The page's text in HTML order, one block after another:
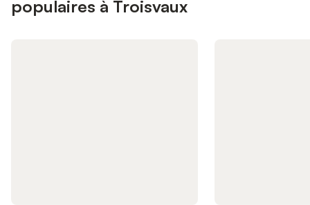
populaires à Troisvaux